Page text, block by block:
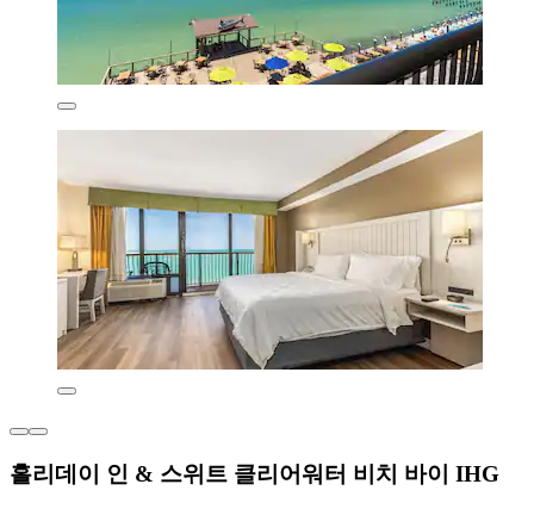
홀리데이 인 & 스위트 클리어워터 비치 바이 IHG